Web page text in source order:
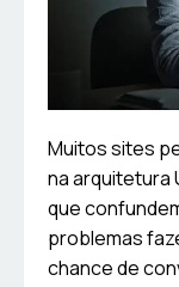
Muitos sites
na arquitetura
que
problemas
chance de